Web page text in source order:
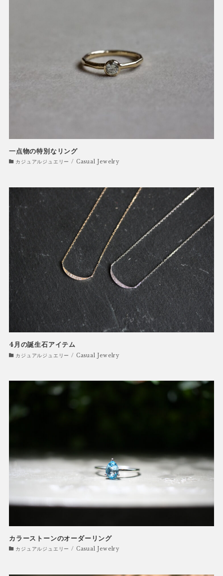
一点物の特別なリング
カジュアルジュエリー / Casual Jewelry
4月の誕生石アイテム
カジュアルジュエリー / Casual Jewelry
カラーストーンのオーダーリング
カジュアルジュエリー / Casual Jewelry